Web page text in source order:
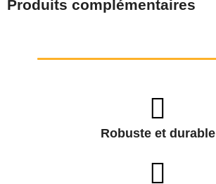
Produits complémentaires
Robuste et durable